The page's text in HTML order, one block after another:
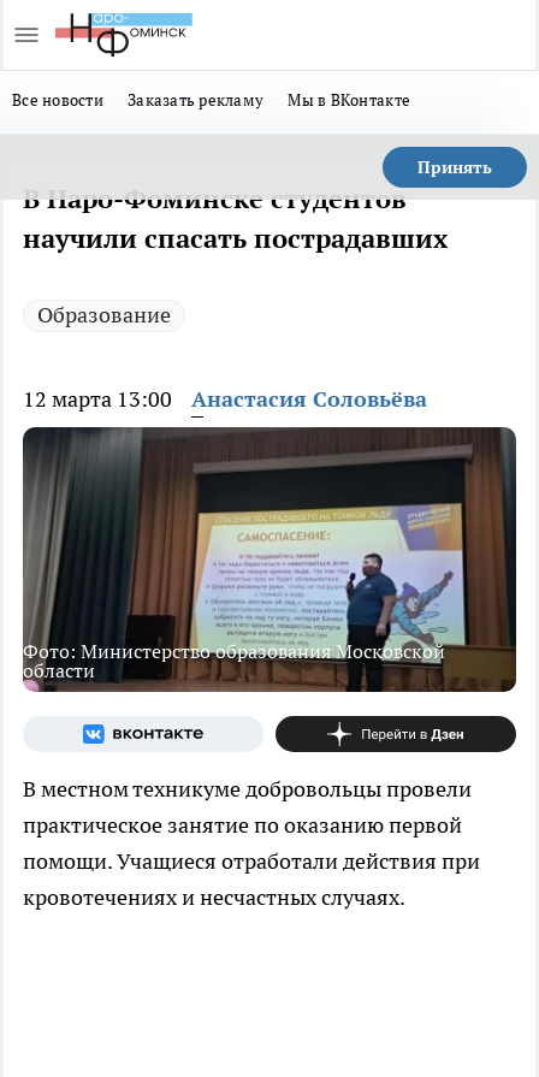
Все новости Заказать рекламу Мы в ВКонтакте
Принять
В Наро-Фоминске студентов
научили спасать пострадавших
Образование
12 марта 13:00 Анастасия Соловьёва
Фото: Министерство образования Московской
области
В местном техникуме добровольцы провели
практическое занятие по оказанию первой
помощи. Учащиеся отработали действия при
кровотечениях и несчастных случаях.